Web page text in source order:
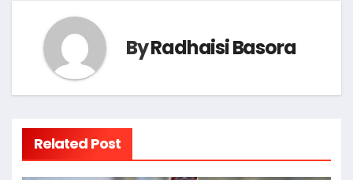
ByRadhaisi Basora
Related Post